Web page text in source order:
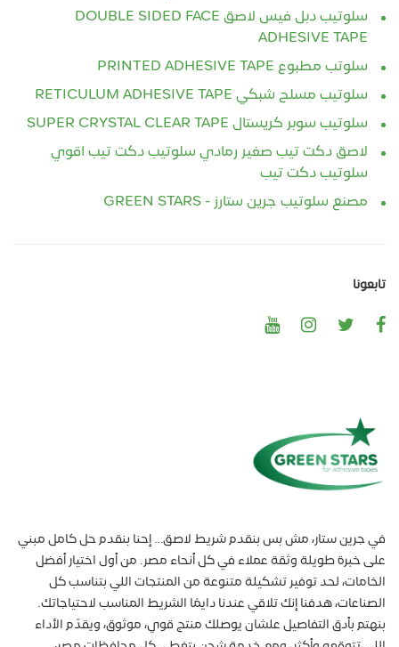
سلوتيب دبل فيس لاصق DOUBLE SIDED FACE
ADHESIVE TAPE
سلوتب مطبوع PRINTED ADHESIVE TAPE
سلوتيب مسلح شبكي RETICULUM ADHESIVE TAPE
سلوتيب سوبر كريستال SUPER CRYSTAL CLEAR TAPE
لاصق دكت تيب صغير رمادي سلوتيب دكت تيب اقوي
سلوتيب دكت تيب
مصنع سلوتيب جرين ستارز - GREEN STARS
تابعونا
في جرين ستار، مش بس بنقدم شريط لاصق… إحنا بنقدم حل كامل مبني
على خبرة طويلة وثقة عملاء في كل أنحاء مصر. من أول اختيار أفضل
الخامات، لحد توفير تشكيلة متنوعة من المنتجات اللي بتناسب كل
الصناعات، هدفنا إنك تلاقي عندنا دايمًا الشريط المناسب لاحتياجاتك.
بنهتم بأدق التفاصيل علشان يوصلك منتج قوي، موثوق، ويقدّم الأداء
اللي تتوقعه وأكثر. ومع خدمة شحن بتغطي كل محافظات مصر،